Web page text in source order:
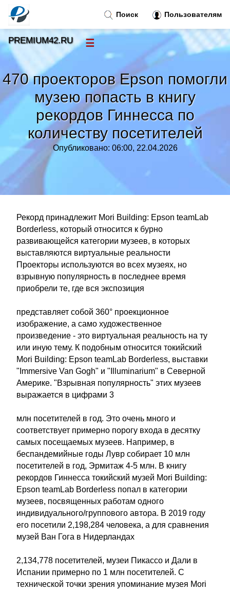
470 проекторов Epson помогли
музею попасть в книгу
рекордов Гиннесса по
количеству посетителей
Опубликовано: 06:00, 22.04.2026
Рекорд принадлежит Mori Building: Epson teamLab
Borderless, который относится к бурно
развивающейся категории музеев, в которых
выставляются виртуальные реальности
Проекторы используются во всех музеях, но
взрывную популярность в последнее время
приобрели те, где вся экспозиция
представляет собой 360° проекционное
изображение, а само художественное
произведение - это виртуальная реальность на ту
или иную тему. К подобным относится токийский
Mori Building: Epson teamLab Borderless, выставки
"Immersive Van Gogh" и "Illuminarium" в Северной
Америке. "Взрывная популярность" этих музеев
выражается в цифрами 3
млн посетителей в год. Это очень много и
соответствует примерно порогу входа в десятку
самых посещаемых музеев. Например, в
беспандемийные годы Лувр собирает 10 млн
посетителей в год, Эрмитаж 4-5 млн. В книгу
рекордов Гиннесса токийский музей Mori Building:
Epson teamLab Borderless попал в категории
музеев, посвященных работам одного
индивидуального/группового автора. В 2019 году
его посетили 2,198,284 человека, а для сравнения
музей Ван Гога в Нидерландах
2,134,778 посетителей, музеи Пикассо и Дали в
Испании примерно по 1 млн посетителей. С
технической точки зрения упоминание музея Mori
Поиск Пользователям
PREMIUM42.RU ☰
Тренды новостей»
Рубрики»
Правила »